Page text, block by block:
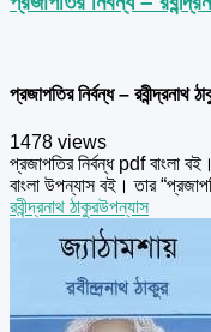
প্রজাপতির নির্বন্ধ – রবীন্দ্রনাথ
1478 views
প্রজাপতির নির্বন্ধ pdf বাংলা
বাংলা উপন্যাস বই। তার
রবীন্দ্রনাথ ঠাকুরউপন্যাস